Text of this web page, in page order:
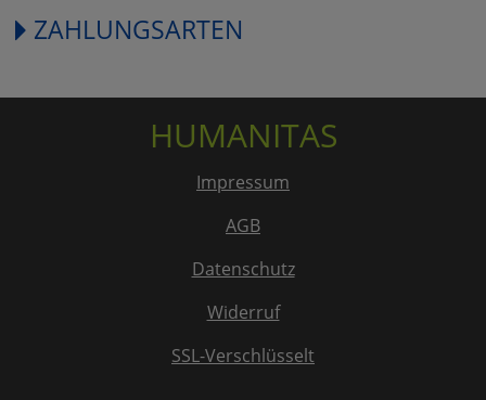
ZAHLUNGSARTEN
HUMANITAS
Impressum
AGB
Datenschutz
Widerruf
SSL-Verschlüsselt